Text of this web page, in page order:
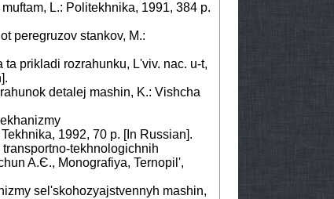
L.: Politekhnika, 1991, 384 p.
peregruzov stankov, M.:
prikladi rozrahunku, L'vіv. nac. u-t,
detalej mashin, K.: Vishcha
1992, 70 p. [In Russian].
tekhnologіchnih
A.Є., Monografіya, Ternopіl',
sel'skohozyajstvennyh mashin,